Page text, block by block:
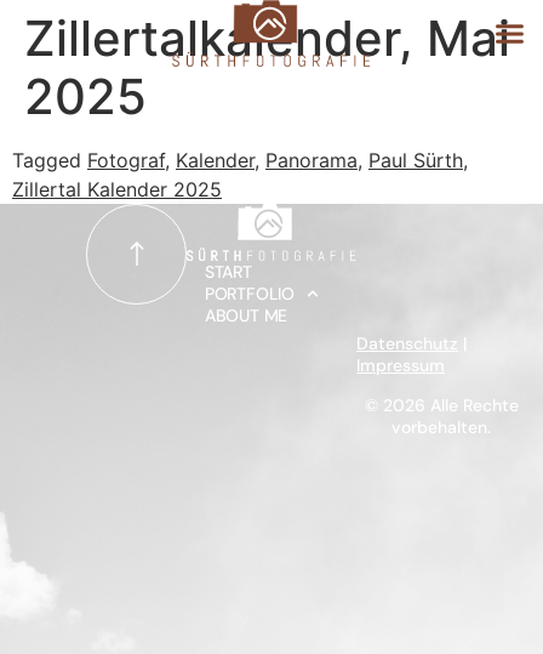
PORTFOLIO
ABOUT ME
Zillertalkalender, Mai
2025
Tagged Fotograf, Kalender, Panorama, Paul Sürth,
Zillertal Kalender 2025
Datenschutz |
Impressum
© 2026 Alle Rechte
vorbehalten.
START
PORTFOLIO
ABOUT ME